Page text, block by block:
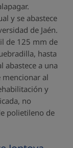
y se abastece
de Jaén.
de 125 mm de
hasta
abastece a una
mencionar al
y
no
polietileno de